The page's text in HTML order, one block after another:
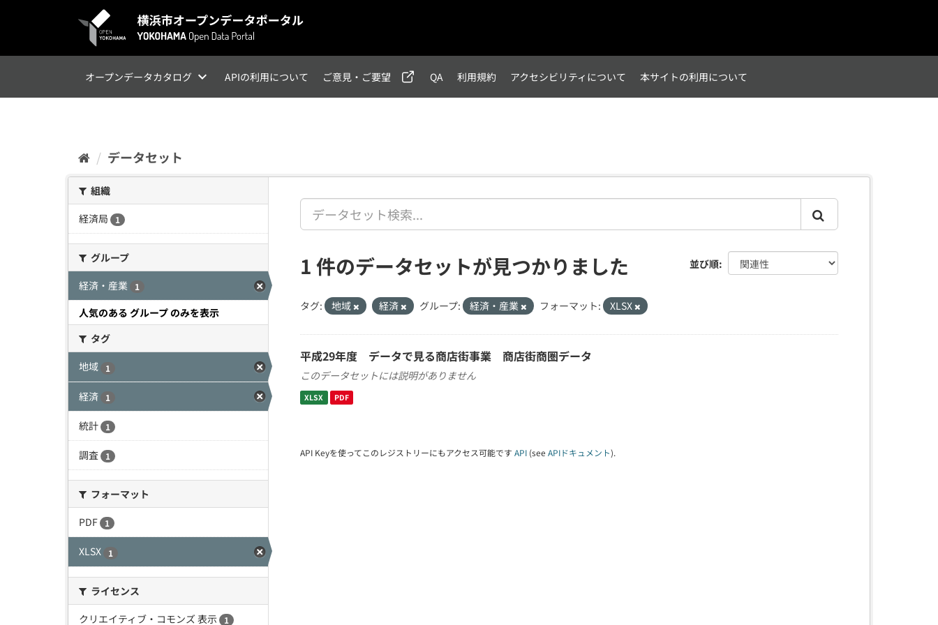
オープンデータカタログ APIの利用について ご意見・ご要望 QA 利用規約 アクセシビリティについて 本サイトの利用について
データセット
組織
経済局
1
グループ
経済・産業
1
人気のある グループ のみを表示
タグ
地域
1
経済 1
統計 1
調査 1
フォーマット
PDF
1
XLSX 1
ライセンス
クリエイティブ・コモンズ 表示
1
並び順
1 件のデータセットが見つかりました
タグ: 地域 経済 グループ: 経済・産業 フォーマット: XLSX
平成29年度 データで見る商店街事業 商店街商圏データ
このデータセットには説明がありません
XLSX PDF
API Keyを使ってこのレジストリーにもアクセス可能です API (see APIドキュメント).